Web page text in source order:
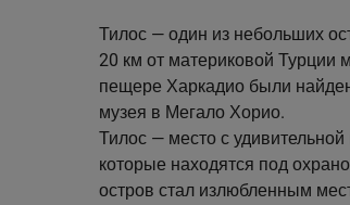
Тилос — один из небольших
20 км от материковой Турции
пещере Харкадио были
музея в Мегало Хорио.
Тилос — место с
которые находятся под
остров стал излюбленным